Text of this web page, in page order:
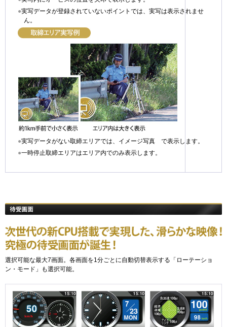
●実写データが登録されていないポイントでは、実写は表示されませ
ん。
●実写データがない取締エリアでは、イメージ写真 で表示します。
●一時停止取締エリアはエリア内でのみ表示します。
選択可能な最大7画面。各画面を1分ごとに自動切替表示する「ローテーショ
ン・モード」も選択可能。